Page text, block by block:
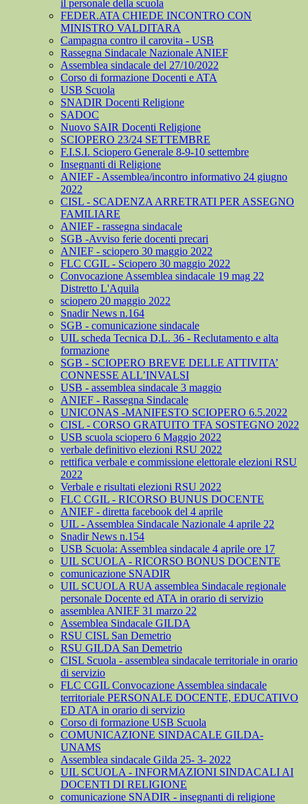
il personale della scuola
FEDER.ATA CHIEDE INCONTRO CON
MINISTRO VALDITARA
Campagna contro il carovita - USB
Rassegna Sindacale Nazionale ANIEF
Assemblea sindacale del 27/10/2022
Corso di formazione Docenti e ATA
USB Scuola
SNADIR Docenti Religione
SADOC
Nuovo SAIR Docenti Religione
SCIOPERO 23/24 SETTEMBRE
F.I.S.I. Sciopero Generale 8-9-10 settembre
Insegnanti di Religione
ANIEF - Assemblea/incontro informativo 24 giugno
2022
CISL - SCADENZA ARRETRATI PER ASSEGNO
FAMILIARE
ANIEF - rassegna sindacale
SGB -Avviso ferie docenti precari
ANIEF - sciopero 30 maggio 2022
FLC CGIL - Sciopero 30 maggio 2022
Convocazione Assemblea sindacale 19 mag 22
Distretto L'Aquila
sciopero 20 maggio 2022
Snadir News n.164
SGB - comunicazione sindacale
UIL scheda Tecnica D.L. 36 - Reclutamento e alta
formazione
SGB - SCIOPERO BREVE DELLE ATTIVITA’
CONNESSE ALL’INVALSI
USB - assemblea sindacale 3 maggio
ANIEF - Rassegna Sindacale
UNICONAS -MANIFESTO SCIOPERO 6.5.2022
CISL - CORSO GRATUITO TFA SOSTEGNO 2022
USB scuola sciopero 6 Maggio 2022
verbale definitivo elezioni RSU 2022
rettifica verbale e commissione elettorale elezioni RSU
2022
Verbale e risultati elezioni RSU 2022
FLC CGIL - RICORSO BUNUS DOCENTE
ANIEF - diretta facebook del 4 aprile
UIL - Assemblea Sindacale Nazionale 4 aprile 22
Snadir News n.154
USB Scuola: Assemblea sindacale 4 aprile ore 17
UIL SCUOLA - RICORSO BONUS DOCENTE
comunicazione SNADIR
UIL SCUOLA RUA assemblea Sindacale regionale
personale Docente ed ATA in orario di servizio
assemblea ANIEF 31 marzo 22
Assemblea Sindacale GILDA
RSU CISL San Demetrio
RSU GILDA San Demetrio
CISL Scuola - assemblea sindacale territoriale in orario
di servizio
FLC CGIL Convocazione Assemblea sindacale
territoriale PERSONALE DOCENTE, EDUCATIVO
ED ATA in orario di servizio
Corso di formazione USB Scuola
COMUNICAZIONE SINDACALE GILDA-
UNAMS
Assemblea sindacale Gilda 25- 3- 2022
UIL SCUOLA - INFORMAZIONI SINDACALI AI
DOCENTI DI RELIGIONE
comunicazione SNADIR - insegnanti di religione